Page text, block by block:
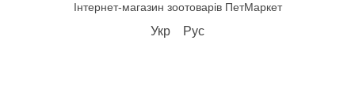
Інтернет-магазин зоотоварів ПетМаркет
Укр Рус